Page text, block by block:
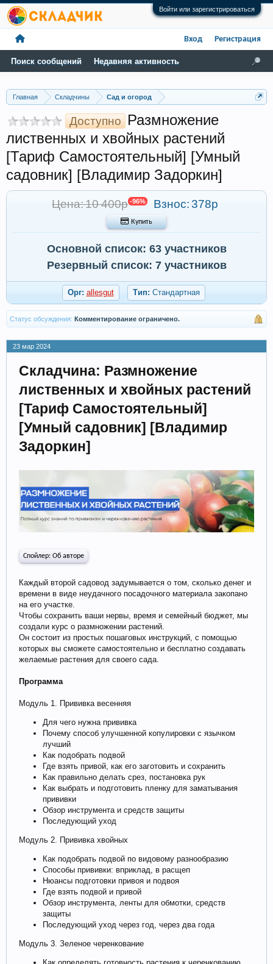
Войти или зарегистрироваться
Главная Складчины Сад и огород
Доступно Размножение
лиственных и хвойных растений
[Тариф Самостоятельный] [Умный
садовник] [Владимир Задоркин]
Цена: 10 400р -96% Взнос:378р
 Купить
Основной список: 63 участников
Резервный список: 7 участников
Орг: allesgut Тип: Стандартная
Статус обсуждения: Комментирование ограничено.
23 мар 2024
Складчина: Размножение
лиственных и хвойных растений
[Тариф Самостоятельный]
[Умный садовник] [Владимир
Задоркин]
Спойлер: Об авторе
Каждый второй садовод задумывается о том, сколько денег и
времени в виде неудачного посадочного материала закопано
на его участке.
Чтобы сохранить ваши нервы, время и семейный бюджет, мы
создали курс о размножении растений.
Он состоит из простых пошаговых инструкций, с помощью
которых вы сможете самостоятельно и бесплатно создавать
желаемые растения для своего сада.
Программа
Модуль 1. Прививка весенняя
Для чего нужна прививка
Почему способ улучшенной копулировки с язычком
лучший
Как подобрать подвой
Где взять привой, как его заготовить и сохранить
Как правильно делать срез, постановка рук
Как выбрать и подготовить пленку для заматывания
прививки
Обзор инструмента и средств защиты
Последующий уход
Модуль 2. Прививка хвойных
Как подобрать подвой по видовому разнообразию
Способы прививки: вприклад, в расщеп
Нюансы подготовки привоя и подвоя
Где взять подвой и привой
Обзор инструмента, ленты для обмотки, средств
защиты
Последующий уход через год, через два года
Модуль 3. Зеленое черенкование
Поиск сообщений Недавняя активность
Вход Регистрация